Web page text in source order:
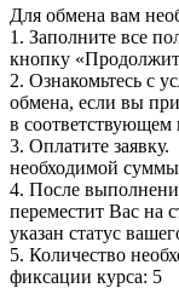
Для обмена вам
1. Заполните все
кнопку
2. Ознакомьтесь с
обмена, если вы
в соответствующем
3. Оплатите
необходимой
4. После
переместит Вас на
указан статус
5. Количество
фиксации курса: 5